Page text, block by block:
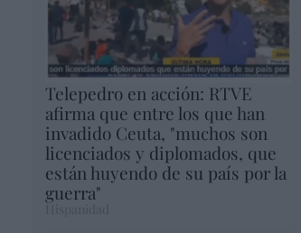
Telepedro en acción: RTVE
afirma que entre los que han
invadido Ceuta, "muchos son
licenciados y diplomados, que
están huyendo de su país por la
guerra"